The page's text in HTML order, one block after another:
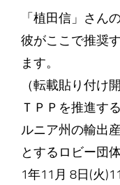
「植田信」さん
彼がここで推奨
ます。
（転載貼り付け開
ＴＰＰを推進す
ルニア州の輸出
とするロビー団
1年11月 8日(火